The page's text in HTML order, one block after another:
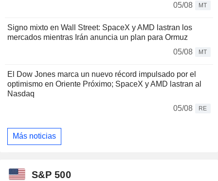
05/08
MT
Signo mixto en Wall Street: SpaceX y AMD lastran los
mercados mientras Irán anuncia un plan para Ormuz
05/08
MT
El Dow Jones marca un nuevo récord impulsado por el
optimismo en Oriente Próximo; SpaceX y AMD lastran al
Nasdaq
05/08
RE
Más noticias
S&P 500